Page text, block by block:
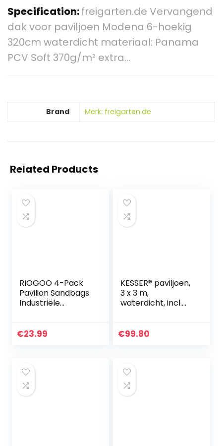
Specification:freigarten.de Vervangend
dak voor paviljoen Modena 6-hoekig
320cm waterdicht materiaal: Panama
PCV Soft 370g/m² extra…
Brand Merk: freigarten.de
Related Products
RIOGOO 4-Pack
Pavilion Sandbags
Industriële
gestikte zandzak,
€23.99
KESSER® paviljoen,
3 x 3 m,
waterdicht, incl.
bescherming 50+,
€99.80